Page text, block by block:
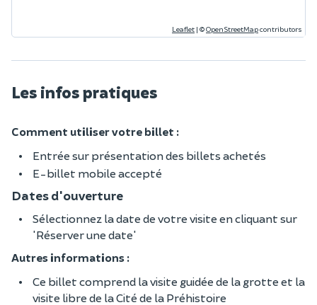
Leaflet | ©OpenStreetMapcontributors
Les infos pratiques
Comment utiliser votre billet :
Entrée sur présentation des billets achetés
E-billet mobile accepté
Dates d'ouverture
Sélectionnez la date de votre visite en cliquant sur
'Réserver une date'
Autres informations :
Ce billet comprend la visite guidée de la grotte et la
visite libre de la Cité de la Préhistoire